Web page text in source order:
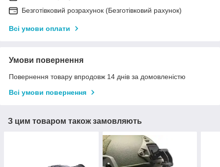
Безготівковий розрахунок (Безготівковий рахунок)
Всі умови оплати
Умови повернення
Повернення товару впродовж 14 днів за домовленістю
Всі умови повернення
З цим товаром також замовляють